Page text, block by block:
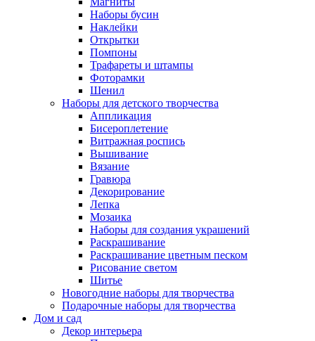
Наборы бусин
Наклейки
Открытки
Помпоны
Трафареты и штампы
Фоторамки
Шенил
Наборы для детского творчества
Аппликация
Бисероплетение
Витражная роспись
Вышивание
Вязание
Гравюра
Декорирование
Лепка
Мозаика
Наборы для создания украшений
Раскрашивание
Раскрашивание цветным песком
Рисование светом
Шитье
Новогодние наборы для творчества
Подарочные наборы для творчества
Дом и сад
Декор интерьера